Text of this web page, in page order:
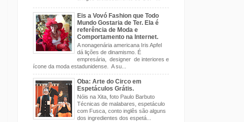
Eis a Vovó Fashion que Todo
Mundo Gostaria de Ter. Ela é
referência de Moda e
Comportamento na Internet.
A nonagenária americana Iris Apfel
dá lições de dinamismo. É
empresária, designer de interiores e
ícone da moda estadunidense. A su...
Oba: Arte do Circo em
Espetáculos Grátis.
Nóis na Xita, foto Paulo Barbuto
Técnicas de malabares, espetáculo
com Fusca, conto inglês são alguns
dos ingredientes dos espetá...